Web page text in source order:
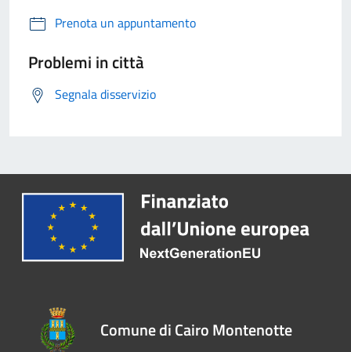
Prenota un appuntamento
Problemi in città
Segnala disservizio
Comune di Cairo Montenotte